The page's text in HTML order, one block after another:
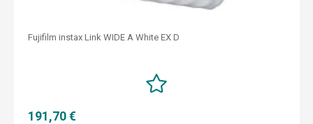
Fujifilm instax Link WIDE A White EX D
191,70 €